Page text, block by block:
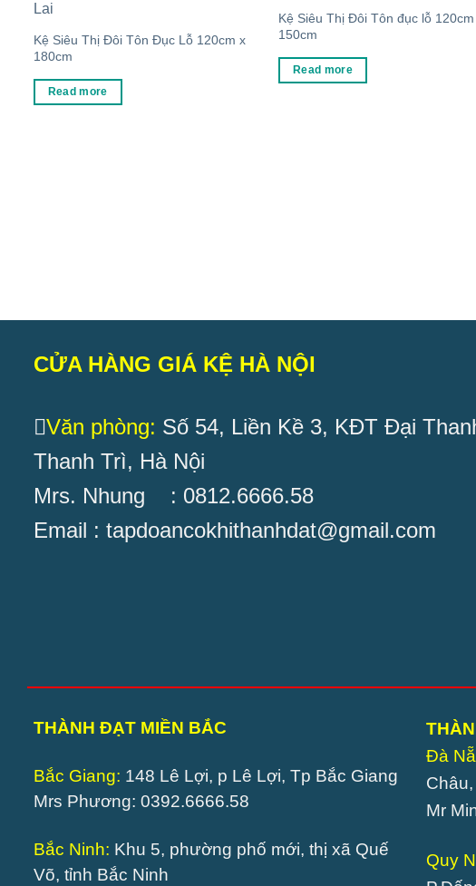
Kệ Siêu Thị Đôi Tôn Đục Lỗ 120cm x
180cm
Read more
Kệ Siêu Thị Đôi Tôn đục lỗ
150cm
Read more
CỬA HÀNG GIÁ KỆ HÀ NỘI
Văn phòng: Số 54, Liền Kề 3, KĐT Đại
Thanh Trì, Hà Nội
Mrs. Nhung : 0812.6666.58
Email : tapdoancokhithanhdat@gmail.com
THÀNH ĐẠT MIỀN BẮC
Bắc Giang: 148 Lê Lợi, p Lê Lợi, Tp Bắc Giang
Mrs Phương: 0392.6666.58
Bắc Ninh: Khu 5, phường phố mới, thị xã Quế
Võ, tỉnh Bắc Ninh
Đà
Mr
Quy